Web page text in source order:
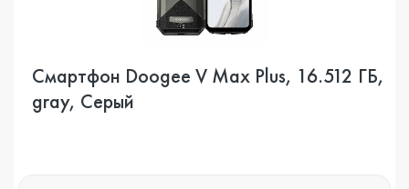
Смартфон Doogee V Max Plus, 16.512 ГБ,
gray, Серый